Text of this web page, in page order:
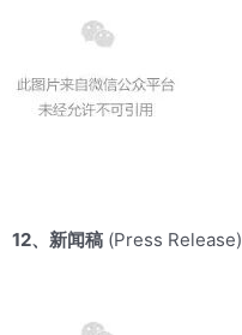
12、新闻稿 (Press Release)